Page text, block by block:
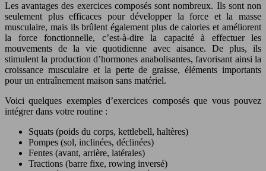
Les avantages des exercices composés sont nombreux. Ils sont non
seulement plus efficaces pour développer la force et la masse
musculaire, mais ils brûlent également plus de calories et améliorent
la force fonctionnelle, c’est-à-dire la capacité à effectuer les
mouvements de la vie quotidienne avec aisance. De plus, ils
stimulent la production d’hormones anabolisantes, favorisant ainsi la
croissance musculaire et la perte de graisse, éléments importants
pour un entraînement maison sans matériel.
Voici quelques exemples d’exercices composés que vous pouvez
intégrer dans votre routine :
Squats (poids du corps, kettlebell, haltères)
Pompes (sol, inclinées, déclinées)
Fentes (avant, arrière, latérales)
Tractions (barre fixe, rowing inversé)